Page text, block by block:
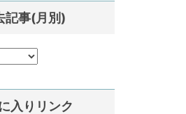
記事(月別)
入りリンク